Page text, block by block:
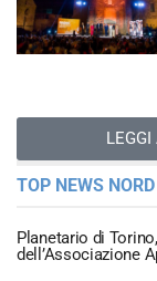
TOP NEWS
Planetario di
dell’Associazione